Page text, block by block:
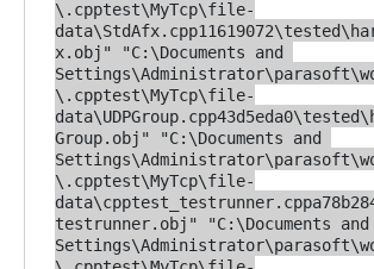
\.cpptest\MyTcp\file-
x.obj" "C:\Documents and
\.cpptest\MyTcp\file-
Group.obj" "C:\Documents and
\.cpptest\MyTcp\file-
testrunner.obj" "C:\Documents and